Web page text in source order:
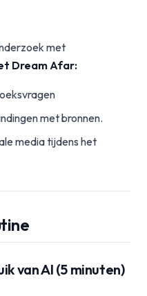
met
Dream Afar:
met bronnen.
media tijdens het
van AI (5 minuten)